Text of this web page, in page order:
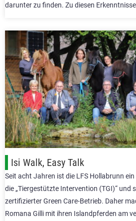
darunter zu finden. Zu diesen
Isi Walk, Easy Talk
Seit acht Jahren ist die LFS Hollabrunn
die „Tiergestützte Intervention (TGI)“ und
zertifizierter Green Care-Betrieb. Daher
Romana Gilli mit ihren Islandpferden am